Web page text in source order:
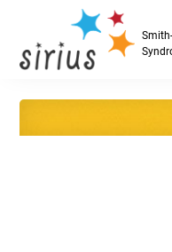
Skip to content